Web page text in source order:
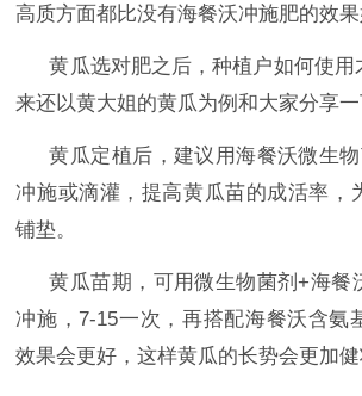
高质方面都比没有海餐沃冲施肥的效果
黄瓜选对肥之后，种植户如何使用
来还以黄大姐的黄瓜为例和大家分享一
黄瓜定植后，建议用海餐沃微生物
冲施或滴灌，提高黄瓜苗的成活率，
铺垫。
黄瓜苗期，可用微生物菌剂+海餐
冲施， 7-15一次，再搭配海餐沃含氨
效果会更好，这样黄瓜的长势会更加健